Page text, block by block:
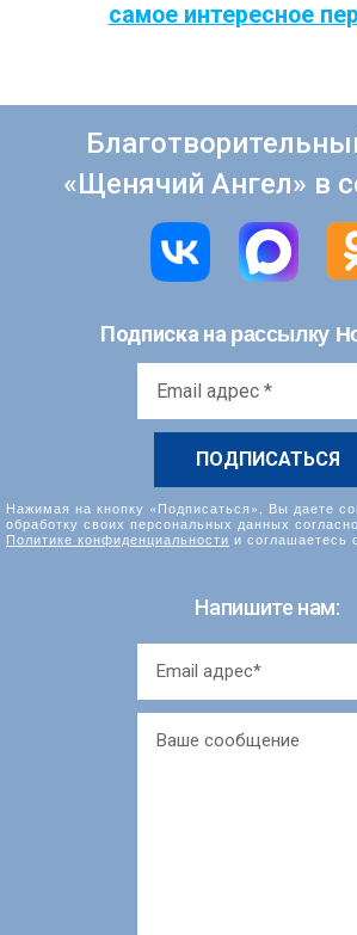
самое интересное
«Щенячий Ангел» в
Подписка на рассылку
Нажимая на кнопку «Подписаться», Вы даете
обработку своих персональных данных согласно
Политике конфиденциальности и соглашаетесь с
Напишите нам: